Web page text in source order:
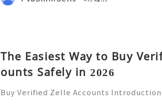
u're shopping, selling,
The Easiest Way to Buy
ounts Safely in 2026
Buy Verified Zelle Accounts